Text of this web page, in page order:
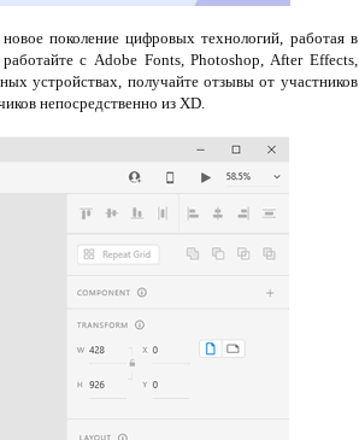
поколение цифровых технологий, работая в
с Adobe Fonts, Photoshop, After Effects,
устройствах, получайте отзывы от участников
непосредственно из XD.